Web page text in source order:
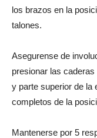
los brazos en la
talones.
Asegurense de
presionar las
y parte superior de la
completos de la
Mantenerse por 5